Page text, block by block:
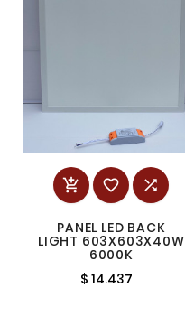
  
PANEL LED BACK
LIGHT 603X603X40W
6000K
$ 14.437